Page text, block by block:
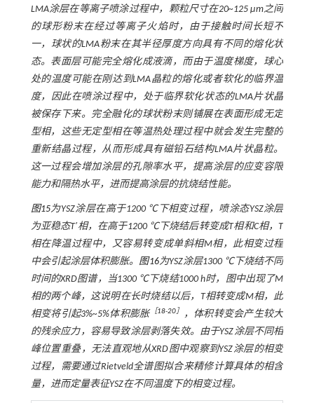
LMA涂层在等离子喷涂过程中，颗粒尺寸在20~125 μm之间
的球形粉末在经过等离子火焰时，由于接触时间长短不
一，球状的LMA粉末在其半径厚度方向具有不同的熔化状
态。表面层可能完全熔化成液滴，而由于温度梯度，球心
处的温度可能在刚达到LMA晶粒的熔化或者软化的临界温
度，因此在喷涂过程中，处于临界软化状态的LMA片状晶
被保存下来。完全融化的球状粉末则铺展在表面形成无定
型相，这些无定型相在等温热处理过程中就会发生完整的
重新结晶过程，从而形成具有磁铅石结构LMA片状晶粒。
这一过程会增加涂层的孔隙率水平，提高涂层的应变容限
能力和隔热水平，进而提高涂层的抗烧结性能。
图15为YSZ涂层在高于1200 ℃下相变过程，喷涂态YSZ涂层
为亚稳态T′相，在高于1200 ℃下烧结后转变成T相和C相，T
相在降温过程中，又容易转变成单斜相M相，此相变过程
中会引起涂层体积膨胀。 图16为YSZ涂层1300 ℃下烧结不同
时间的XRD图谱，当1300 ℃下烧结1000 h时，图中出现了M
相的两个峰，这说明在长时烧结以后，T相转变成M相，此
相变将引起3%~5%体积膨胀［18-20］
，体积转变会产生较大
的残余应力，容易导致涂层剥落失效。由于YSZ涂层不同相
峰位置重叠，无法直观地从XRD图中观察到YSZ涂层的相变
过程，需要通过Rietveld全谱图拟合来精修计算具体的相含
量，进而定量表征YSZ在不同温度下的相变过程。